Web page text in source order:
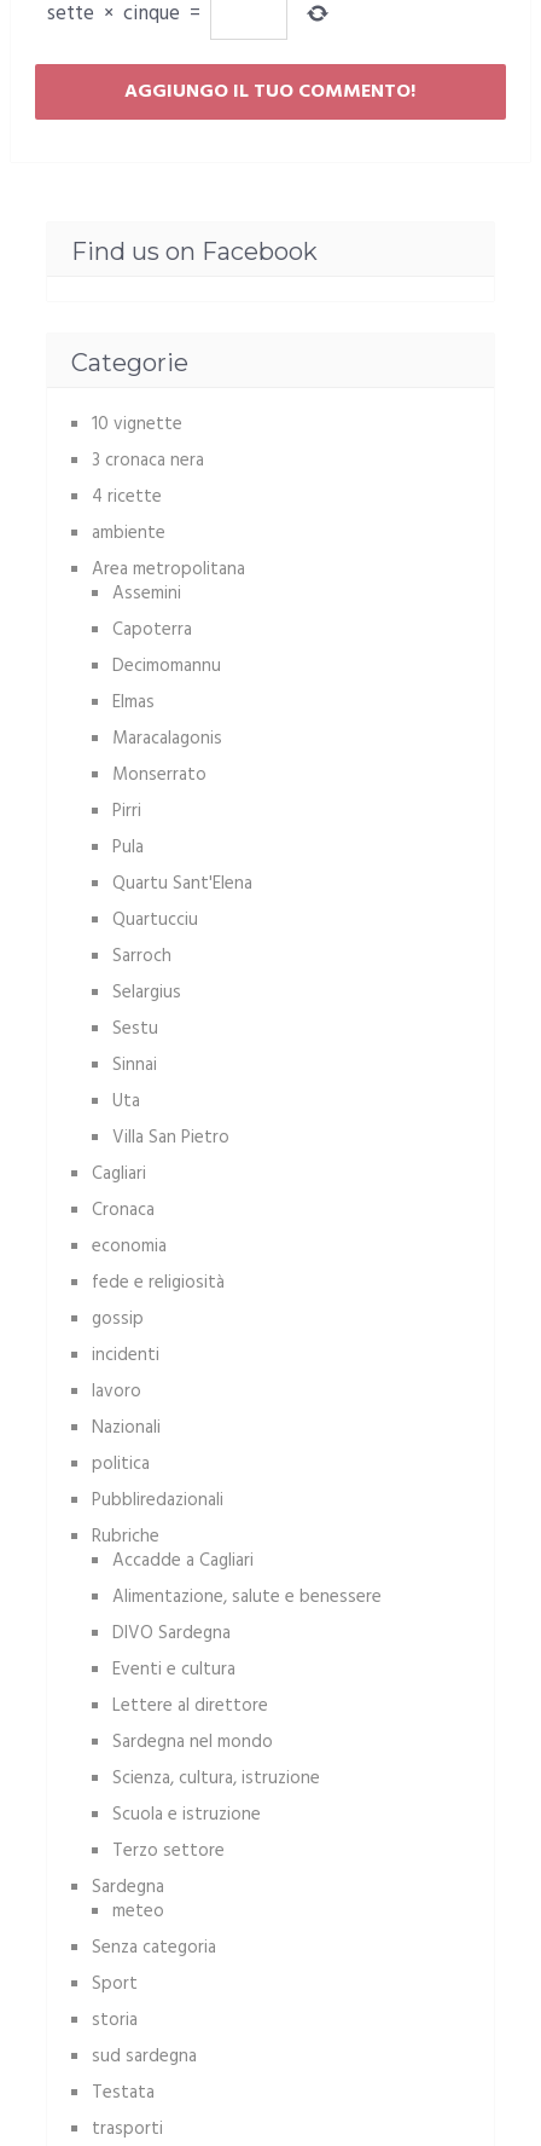
sette × cinque =
Find us on Facebook
Categorie
10 vignette
3 cronaca nera
4 ricette
ambiente
Area metropolitana
Assemini
Capoterra
Decimomannu
Elmas
Maracalagonis
Monserrato
Pirri
Pula
Quartu Sant'Elena
Quartucciu
Sarroch
Selargius
Sestu
Sinnai
Uta
Villa San Pietro
Cagliari
Cronaca
economia
fede e religiosità
gossip
incidenti
lavoro
Nazionali
politica
Pubbliredazionali
Rubriche
Accadde a Cagliari
Alimentazione, salute e benessere
DIVO Sardegna
Eventi e cultura
Lettere al direttore
Sardegna nel mondo
Scienza, cultura, istruzione
Scuola e istruzione
Terzo settore
Sardegna
meteo
Senza categoria
Sport
storia
sud sardegna
Testata
trasporti